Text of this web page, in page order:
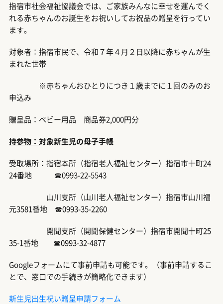
指宿市社会福祉協議会では、ご家族みんなに幸せを運んでく
れる赤ちゃんのお誕生をお祝いしてお祝品の贈呈を行ってい
ます。
対象者：指宿市民で、令和７年４月２日以降に赤ちゃんが生
まれた世帯
※赤ちゃんおひとりにつき１歳までに１回のみのお
申込み
贈呈品：ベビー用品 商品券2,000円分
持参物： 対象新生児の母子手帳
受取場所：指宿本所（指宿老人福祉センター）指宿市十町24
24番地 ☎0993-22-5543
山川支所（山川老人福祉センター）指宿市山川福
元3581番地 ☎0993-35-2260
開聞支所（開聞保健センター）指宿市開聞十町25
35-1番地 ☎0993-32-4877
Googleフォームにて事前申請も可能です。（事前申請するこ
とで、窓口での手続きが簡略化できます）
新生児出生祝い贈呈申請フォーム